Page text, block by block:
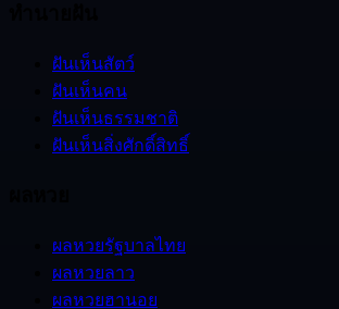
ฝันเห็นสัตว์
ฝันเห็นคน
ฝันเห็นธรรมชาติ
ฝันเห็นสิ่งศักดิ์สิทธิ์
ผลหวยรัฐบาลไทย
ผลหวยลาว
ผลหวยฮานอย